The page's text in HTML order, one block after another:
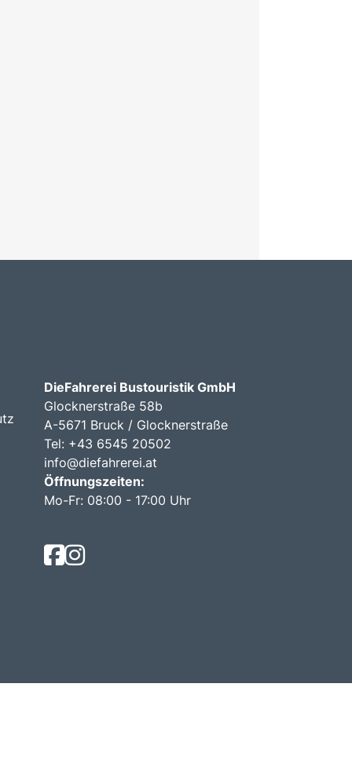
DieFahrerei Bustouristik GmbH
Glocknerstraße 58b
A-5671 Bruck / Glocknerstraße
Tel: +43 6545 20502
info@diefahrerei.at
Öffnungszeiten:
Mo-Fr: 08:00 - 17:00 Uhr